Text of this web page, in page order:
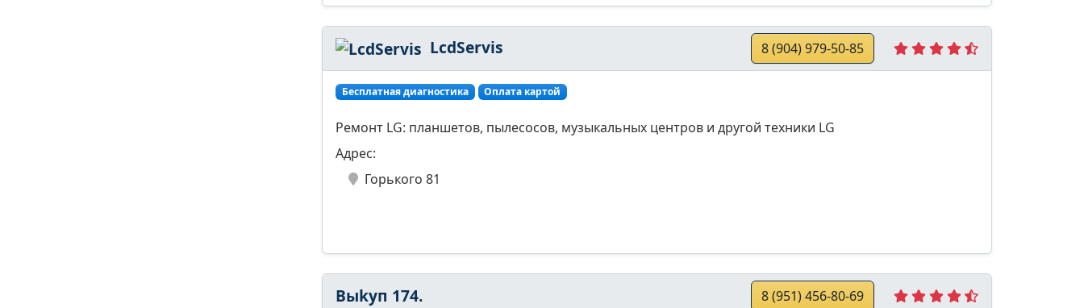
LcdServis 8 (904) 979-50-85
Бесплатная диагностика Оплата картой
Ремонт LG: планшетов, пылесосов, музыкальных центров и другой техники LG
Адрес:
Горького 81
Выkуп 174. 8 (951) 456-80-69